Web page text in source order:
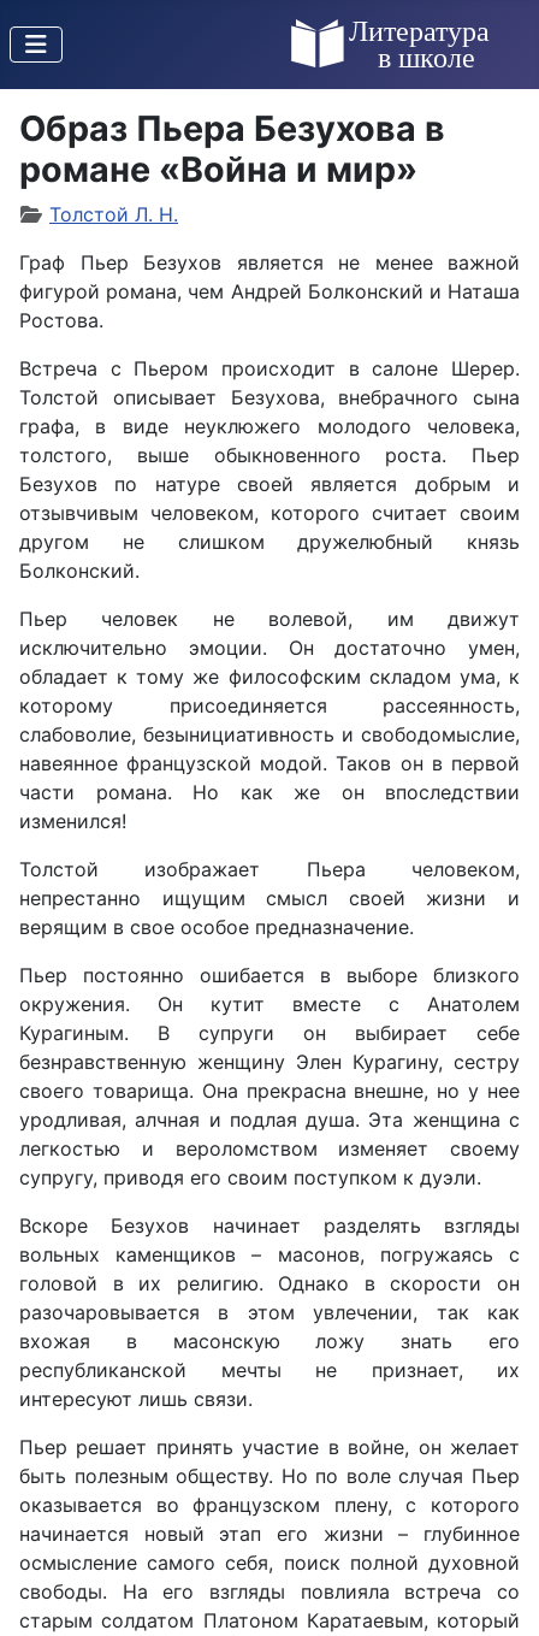
Образ Пьера Безухова в
романе «Война и мир»
Толстой Л. Н.
Граф Пьер Безухов является не менее важной
фигурой романа, чем Андрей Болконский и Наташа
Ростова.
Встреча с Пьером происходит в салоне Шерер.
Толстой описывает Безухова, внебрачного сына
графа, в виде неуклюжего молодого человека,
толстого, выше обыкновенного роста. Пьер
Безухов по натуре своей является добрым и
отзывчивым человеком, которого считает своим
другом не слишком дружелюбный князь
Болконский.
Пьер человек не волевой, им движут
исключительно эмоции. Он достаточно умен,
обладает к тому же философским складом ума, к
которому присоединяется рассеянность,
слабоволие, безынициативность и свободомыслие,
навеянное французской модой. Таков он в первой
части романа. Но как же он впоследствии
изменился!
Толстой изображает Пьера человеком,
непрестанно ищущим смысл своей жизни и
верящим в свое особое предназначение.
Пьер постоянно ошибается в выборе близкого
окружения. Он кутит вместе с Анатолем
Курагиным. В супруги он выбирает себе
безнравственную женщину Элен Курагину, сестру
своего товарища. Она прекрасна внешне, но у нее
уродливая, алчная и подлая душа. Эта женщина с
легкостью и вероломством изменяет своему
супругу, приводя его своим поступком к дуэли.
Вскоре Безухов начинает разделять взгляды
вольных каменщиков – масонов, погружаясь с
головой в их религию. Однако в скорости он
разочаровывается в этом увлечении, так как
вхожая в масонскую ложу знать его
республиканской мечты не признает, их
интересуют лишь связи.
Пьер решает принять участие в войне, он желает
быть полезным обществу. Но по воле случая Пьер
оказывается во французском плену, с которого
начинается новый этап его жизни – глубинное
осмысление самого себя, поиск полной духовной
свободы. На его взгляды повлияла встреча со
старым солдатом Платоном Каратаевым, который